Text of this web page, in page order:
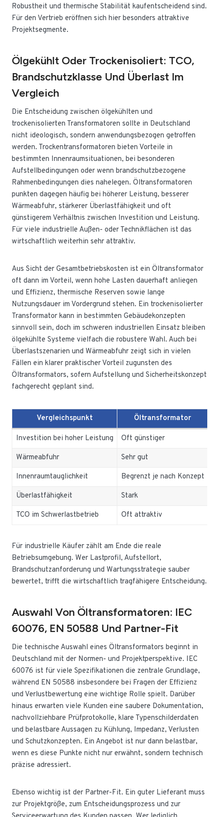
Robustheit und thermische Stabilität kaufentscheidend sind.
Für den Vertrieb eröffnen sich hier besonders attraktive
Projektsegmente.
Ölgekühlt Oder Trockenisoliert: TCO,
Brandschutzklasse Und Überlast Im
Vergleich
Die Entscheidung zwischen ölgekühlten und
trockenisolierten Transformatoren sollte in Deutschland
nicht ideologisch, sondern anwendungsbezogen getroffen
werden. Trockentransformatoren bieten Vorteile in
bestimmten Innenraumsituationen, bei besonderen
Aufstellbedingungen oder wenn brandschutzbezogene
Rahmenbedingungen dies nahelegen. Öltransformatoren
punkten dagegen häufig bei höherer Leistung, besserer
Wärmeabfuhr, stärkerer Überlastfähigkeit und oft
günstigerem Verhältnis zwischen Investition und Leistung.
Für viele industrielle Außen- oder Technikflächen ist das
wirtschaftlich weiterhin sehr attraktiv.
Aus Sicht der Gesamtbetriebskosten ist ein Öltransformator
oft dann im Vorteil, wenn hohe Lasten dauerhaft anliegen
und Effizienz, thermische Reserven sowie lange
Nutzungsdauer im Vordergrund stehen. Ein trockenisolierter
Transformator kann in bestimmten Gebäudekonzepten
sinnvoll sein, doch im schweren industriellen Einsatz bleiben
ölgekühlte Systeme vielfach die robustere Wahl. Auch bei
Überlastszenarien und Wärmeabfuhr zeigt sich in vielen
Fällen ein klarer praktischer Vorteil zugunsten des
Öltransformators, sofern Aufstellung und Sicherheitskonzept
fachgerecht geplant sind.
Vergleichspunkt Öltransformator
Investition bei hoher Leistung Oft günstiger
Wärmeabfuhr Sehr gut
Innenraumtauglichkeit Begrenzt je nach Konzept
Überlastfähigkeit Stark
TCO im Schwerlastbetrieb Oft attraktiv
Für industrielle Käufer zählt am Ende die reale
Betriebsumgebung. Wer Lastprofil, Aufstellort,
Brandschutzanforderung und Wartungsstrategie sauber
bewertet, trifft die wirtschaftlich tragfähigere Entscheidung.
Auswahl Von Öltransformatoren: IEC
60076, EN 50588 Und Partner-Fit
Die technische Auswahl eines Öltransformators beginnt in
Deutschland mit der Normen- und Projektperspektive. IEC
60076 ist für viele Spezifikationen die zentrale Grundlage,
während EN 50588 insbesondere bei Fragen der Effizienz
und Verlustbewertung eine wichtige Rolle spielt. Darüber
hinaus erwarten viele Kunden eine saubere Dokumentation,
nachvollziehbare Prüfprotokolle, klare Typenschilderdaten
und belastbare Aussagen zu Kühlung, Impedanz, Verlusten
und Schutzkonzepten. Ein Angebot ist nur dann belastbar,
wenn es diese Punkte nicht nur erwähnt, sondern technisch
präzise adressiert.
Ebenso wichtig ist der Partner-Fit. Ein guter Lieferant muss
zur Projektgröße, zum Entscheidungsprozess und zur